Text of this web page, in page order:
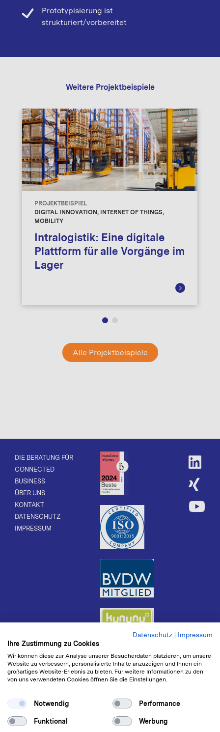
Prototypisierung ist
strukturiert/vorbereitet
Weitere Projektbeispiele
PROJEKTBEISPIEL
DIGITAL INNOVATION, INTERNET OF THINGS,
MOBILITY
Intralogistik: Eine digitale
Plattform für alle Vorgänge im
Lager
Alle Projektbeispiele
DIE BERATUNG FÜR
CONNECTED
BUSINESS
ÜBER UNS
KONTAKT
DATENSCHUTZ
IMPRESSUM
Datenschutz | Impressum
Ihre Zustimmung zu Cookies
Wir können diese zur Analyse unserer Besucherdaten platzieren, um unsere
Website zu verbessern, personalisierte Inhalte anzuzeigen und Ihnen ein
großartiges Website-Erlebnis zu bieten. Für weitere Informationen zu den
von uns verwendeten Cookies öffnen Sie die Einstellungen.
Notwendig Performance
Funktional Werbung